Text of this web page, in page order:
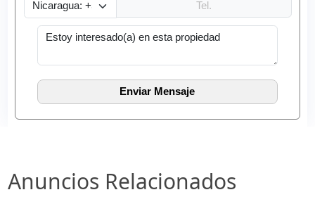
Anuncios Relacionados